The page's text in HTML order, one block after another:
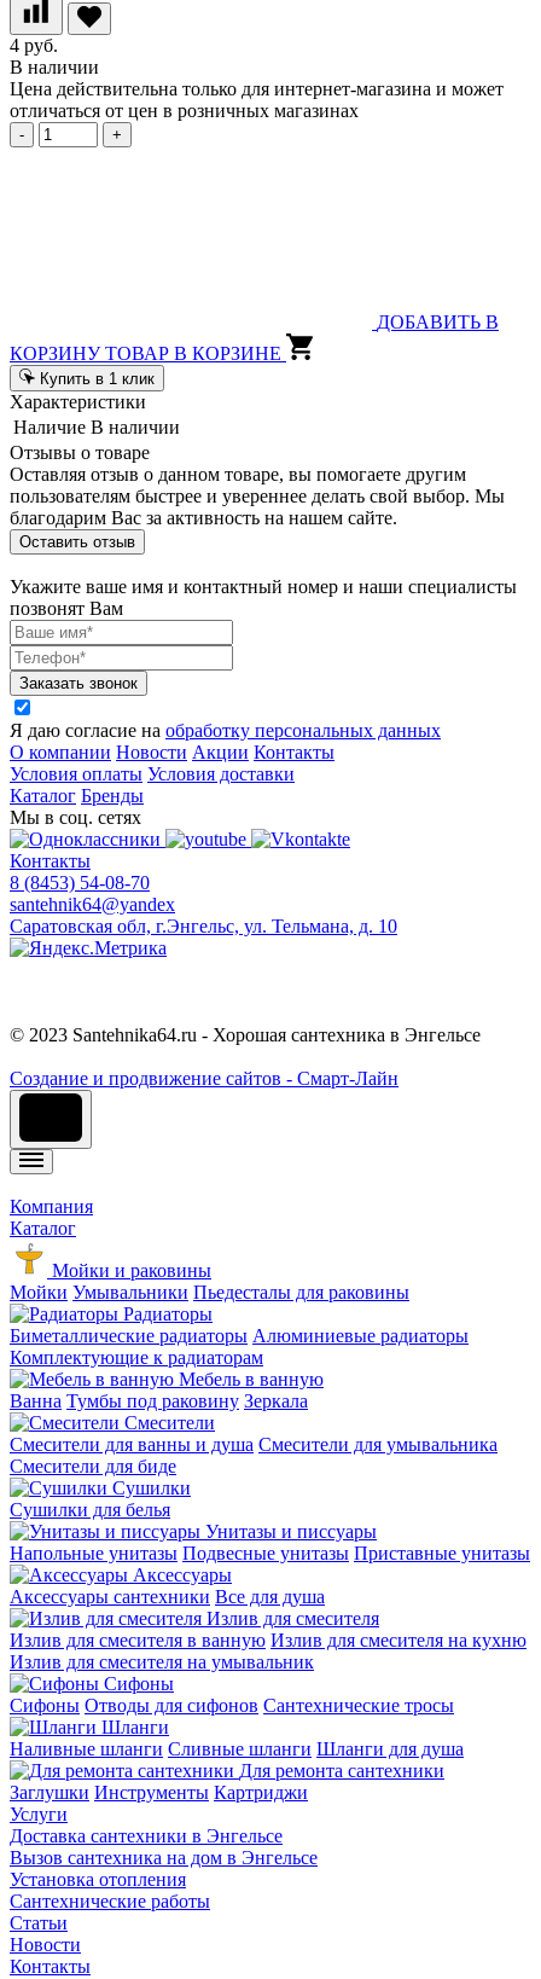
4 руб.
В наличии
Цена действительна только для интернет-магазина и может
отличаться от цен в розничных магазинах
- +
ДОБАВИТЬ В
КОРЗИНУ ТОВАР В КОРЗИНЕ
Купить в 1 клик
Характеристики
Наличие В наличии
Отзывы о товаре
Оставляя отзыв о данном товаре, вы помогаете другим
пользователям быстрее и увереннее делать свой выбор. Мы
благодарим Вас за активность на нашем сайте.
Оставить отзыв
Укажите ваше имя и контактный номер и наши специалисты
позвонят Вам
Заказать звонок
Я даю согласие на обработку персональных данных
О компании Новости Акции Контакты
Условия оплаты Условия доставки
Каталог Бренды
Мы в соц. сетях
Контакты
8 (8453) 54-08-70
santehnik64@yandex
Саратовская обл, г.Энгельс, ул. Тельмана, д. 10
© 2023 Santehnika64.ru - Хорошая сантехника в Энгельсе
Cоздание и продвижение сайтов - Смарт-Лайн
Компания
Каталог
Мойки и раковины
Мойки Умывальники Пьедесталы для раковины
Радиаторы
Биметаллические радиаторы Алюминиевые радиаторы
Комплектующие к радиаторам
Мебель в ванную
Ванна Тумбы под раковину Зеркала
Смесители
Смесители для ванны и душа Смесители для умывальника
Смесители для биде
Сушилки
Сушилки для белья
Унитазы и писсуары
Напольные унитазы Подвесные унитазы Приставные унитазы
Аксессуары
Аксессуары сантехники Все для душа
Излив для смесителя
Излив для смесителя в ванную Излив для смесителя на кухню
Излив для смесителя на умывальник
Сифоны
Сифоны Отводы для сифонов Сантехнические тросы
Шланги
Наливные шланги Сливные шланги Шланги для душа
Для ремонта сантехники
Заглушки Инструменты Картриджи
Услуги
Доставка сантехники в Энгельсе
Вызов сантехника на дом в Энгельсе
Установка отопления
Сантехнические работы
Статьи
Новости
Контакты